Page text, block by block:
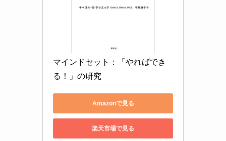
マインドセット：「やればでき
る！」の研究
Amazonで見る
楽天市場で見る